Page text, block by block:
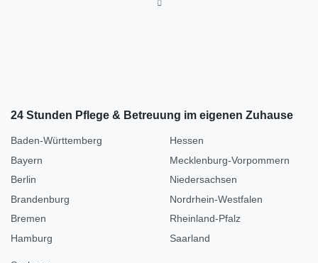
24 Stunden Pflege & Betreuung im eigenen Zuhause
Baden-Württemberg
Bayern
Berlin
Brandenburg
Bremen
Hamburg
Hessen
Mecklenburg-Vorpommern
Niedersachsen
Nordrhein-Westfalen
Rheinland-Pfalz
Saarland